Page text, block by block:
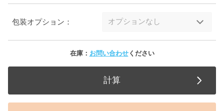
包装オプション：
在庫： お問い合わせください
計算